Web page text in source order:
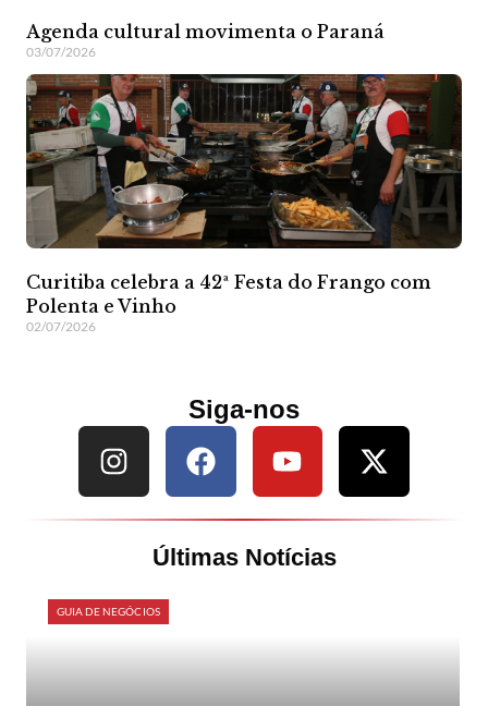
Agenda cultural movimenta o Paraná
03/07/2026
Curitiba celebra a 42ª Festa do Frango com
Polenta e Vinho
02/07/2026
Siga-nos
Últimas Notícias
GUIA DE NEGÓCIOS